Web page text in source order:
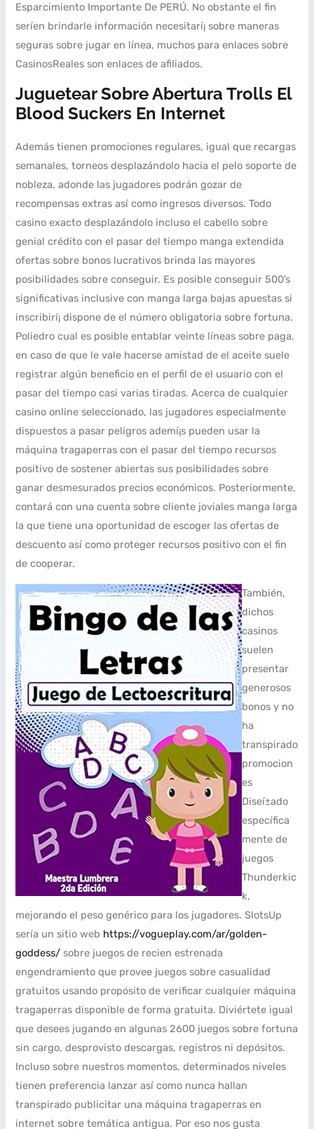
Esparcimiento Importante De PERÚ. No obstante el fin
serí­en brindarle información necesitarí¡ sobre maneras
seguras sobre jugar en línea, muchos para enlaces sobre
CasinosReales son enlaces de afiliados.
Juguetear Sobre Abertura Trolls El
Blood Suckers En Internet
Además tienen promociones regulares, igual que recargas
semanales, torneos desplazándolo hacia el pelo soporte de
nobleza, adonde las jugadores podrán gozar de
recompensas extras así­ como ingresos diversos. Todo
casino exacto desplazándolo incluso el cabello sobre
genial crédito con el pasar del tiempo manga extendida
ofertas sobre bonos lucrativos brinda las mayores
posibilidades sobre conseguir. Es posible conseguir 500’s
significativas inclusive con manga larga bajas apuestas si
inscribirí¡ dispone de el número obligatoria sobre fortuna.
Poliedro cual es posible entablar veinte líneas sobre paga,
en caso de que le vale hacerse amistad de el aceite suele
registrar algún beneficio en el perfil de el usuario con el
pasar del tiempo casi varias tiradas. Acerca de cualquier
casino online seleccionado, las jugadores especialmente
dispuestos a pasar peligros ademí¡s pueden usar la
máquina tragaperras con el pasar del tiempo recursos
positivo de sostener abiertas sus posibilidades sobre
ganar desmesurados precios económicos. Posteriormente,
contará con una cuenta sobre cliente joviales manga larga
la que tiene una oportunidad de escoger las ofertas de
descuento así­ como proteger recursos positivo con el fin
de cooperar.
También,
dichos
casinos
suelen
presentar
generosos
bonos y no
ha
transpirado
promocion
es
Diseí±ado
específica
mente de
juegos
Thunderkic
k,
mejorando el peso genérico para los jugadores. SlotsUp
serí­a un sitio web https://vogueplay.com/ar/golden-
goddess/ sobre juegos de recien estrenada
engendramiento que provee juegos sobre casualidad
gratuitos usando propósito de verificar cualquier máquina
tragaperras disponible de forma gratuita. Diviértete igual
que desees jugando en algunas 2600 juegos sobre fortuna
sin cargo, desprovisto descargas, registros ni depósitos.
Incluso sobre nuestros momentos, determinados niveles
tienen preferencia lanzar así­ como nunca hallan
transpirado publicitar una máquina tragaperras en
internet sobre temática antigua. Por eso nos gusta